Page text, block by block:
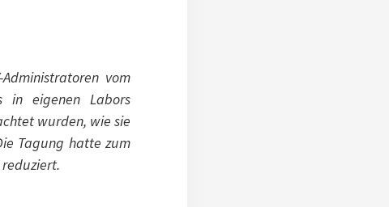
vom
in eigenen Labors
wurden, wie sie
Tagung hatte zum